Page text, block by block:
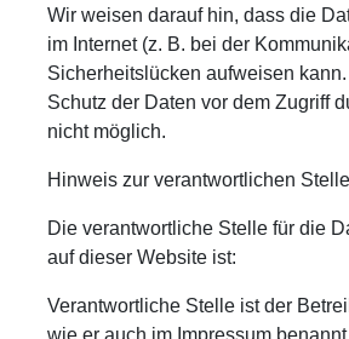
Wir weisen darauf hin, dass die
im Internet (z. B. bei der
Sicherheitslücken aufweisen
Schutz der Daten vor dem Zugriff
nicht möglich.
Hinweis zur verantwortlichen Stelle
Die verantwortliche Stelle für die
auf dieser Website ist:
Verantwortliche Stelle ist der
wie er auch im Impressum benannt